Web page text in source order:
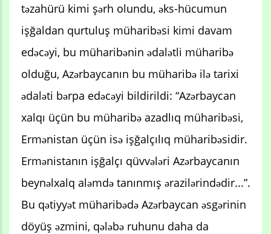
təzahürü kimi şərh olundu, əks-hücumun
işğaldan qurtuluş müharibəsi kimi davam
edəcəyi, bu müharibənin ədalətli müharibə
olduğu, Azərbaycanın bu müharibə ilə tarixi
ədaləti bərpa edəcəyi bildirildi: “Azərbaycan
xalqı üçün bu müharibə azadlıq müharibəsi,
Ermənistan üçün isə işğalçılıq müharibəsidir.
Ermənistanın işğalçı qüvvələri Azərbaycanın
beynəlxalq aləmdə tanınmış ərazilərindədir...”.
Bu qətiyyət müharibədə Azərbaycan əsgərinin
döyüş əzmini, qələbə ruhunu daha da